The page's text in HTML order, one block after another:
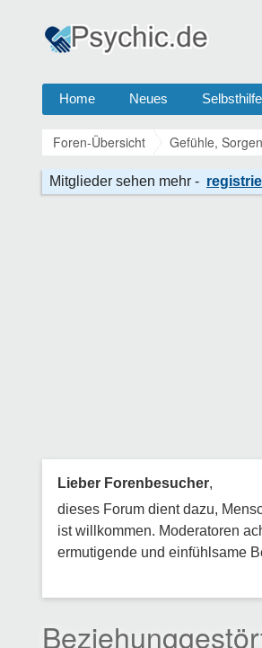
Home Neues
Foren-Übersicht Gefühle,
Lieber Forenbesucher,
dieses Forum dient dazu,
ist willkommen. Moderatoren
ermutigende und einfühlsame